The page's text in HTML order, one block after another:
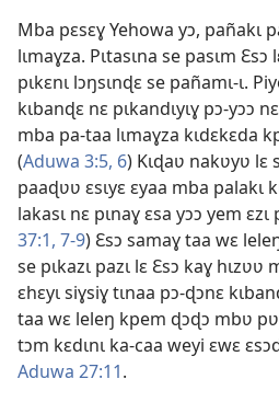
Mba pɛsɛɣ Yehowa yɔ, pañakɩ
lɩmaɣza. Pɩtasɩna se pasɩm
pɩkɛnɩ lɔŋsɩnɖɛ se pañamɩ-ɩ.
kɩbanɖɛ nɛ pɩkandɩyɩɣ pɔ-yɔɔ
mba pa-taa lɩmaɣza kɩdɛkɛda
(Aduwa 3:5, 6) Kɩɖaʋ nakʋyʋ lɛ
paaɖʋʋ ɛsɩyɛ ɛyaa mba
lakasɩ nɛ pɩnaɣ ɛsa yɔɔ yem
37:1, 7-9) Ɛsɔ samaɣ taa wɛ
se pɩkazɩ pazɩ lɛ Ɛsɔ kaɣ hɩzʋʋ
ɛhɛyɩ siɣsiɣ tɩnaa pɔ-ɖɔnɛ
taa wɛ leleŋ kpem ɖɔɖɔ mbʋ
tɔm kɛdɩnɩ ka-caa weyi ɛwɛ
Aduwa 27:11.